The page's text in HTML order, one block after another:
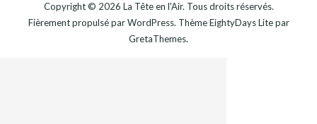
Copyright © 2026 La Tête en l'Air. Tous droits réservés.
Fièrement propulsé parWordPress. ThèmeEightyDays Litepar
GretaThemes.